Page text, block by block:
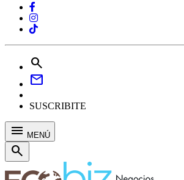
search
mail
SUSCRIBITE
menu MENÚ
search